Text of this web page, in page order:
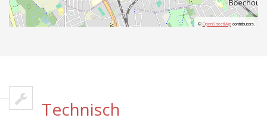
© OpenStreetMapcontributors.
Technisch